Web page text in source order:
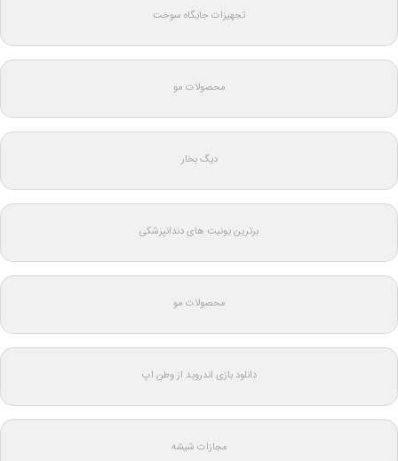
تجهیزات جایگاه سوخت
محصولات مو
دیگ بخار
برترین یونیت های دندانپزشکی
محصولات مو
دانلود بازی اندروید از وطن اپ
مجازات شیشه